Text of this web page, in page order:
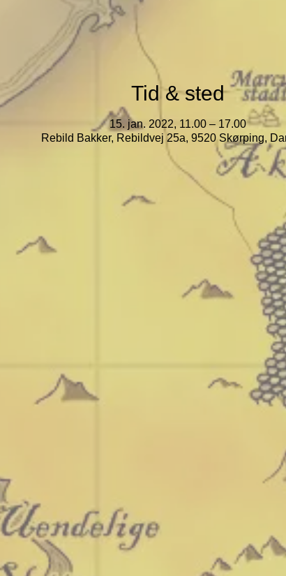
Tid & sted
15. jan. 2022, 11.00 – 17.00
Rebild Bakker, Rebildvej 25a, 9520 Skørping,